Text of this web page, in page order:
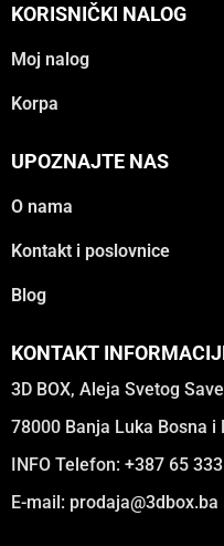
KORISNIČKI NALOG
Moj nalog
Korpa
UPOZNAJTE NAS
O nama
Kontakt i poslovnice
Blog
KONTAKT
3D BOX, Aleja Svetog
78000 Banja Luka Bosna i
INFO Telefon: +387 65
E-mail: prodaja@3dbox.ba